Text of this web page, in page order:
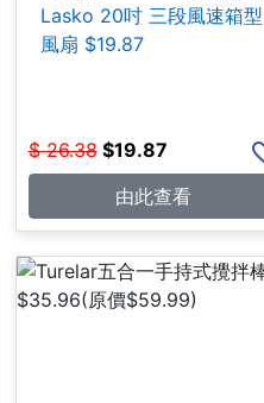
Lasko 20吋 三段風速箱型
風扇 $19.87
$ 26.38 $19.87
由此查看